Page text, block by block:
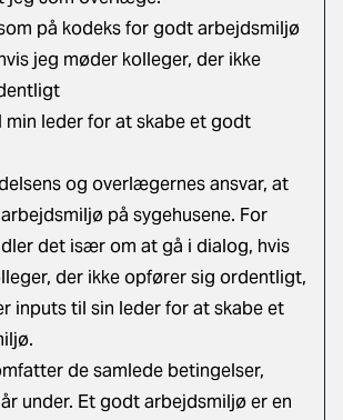
på kodeks for godt arbejdsmiljø
jeg møder kolleger, der ikke
min leder for at skabe et godt
og overlægernes ansvar, at
på sygehusene. For
det især om at gå i dialog, hvis
der ikke opfører sig ordentligt,
inputs til sin leder for at skabe et
de samlede betingelser,
under. Et godt arbejdsmiljø er en